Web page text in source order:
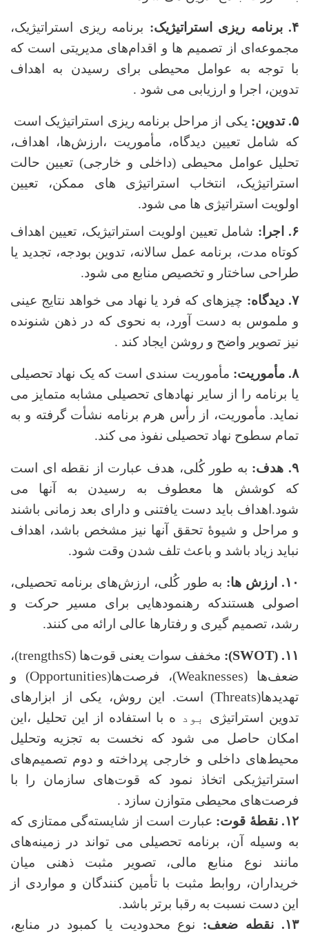
۴. برنامه ریزی استراتیژیک:
برنامه ریزی استراتیژیک،
مجموعه‌ای از تصمیم ها و اقدام‌های مدیریتی است که
با توجه به عوامل محیطی برای رسیدن به اهداف
تدوین، اجرا و ارزیابی می شود .
۵. تدوین:
یکی از مراحل برنامه ریزی استراتیژیک است
که شامل تعیین دیدگاه، مأموریت ،ارزش‌ها، اهداف،
تحلیل عوامل محیطی (داخلی و خارجی) تعیین حالت
استراتیژیک، انتخاب استراتیژی های ممکن، تعیین
اولویت استراتیژی ها می شود.
۶. اجرا:
شامل تعیین اولویت استراتیژیک، تعیین اهداف
کوتاه مدت، برنامه عمل سالانه، تدوین بودجه، تجدید یا
طراحی ساختار و تخصیص منابع می شود.
۷. دیدگاه:
چیزهای که فرد یا نهاد می خواهد نتایج عینی
و ملموس به دست آورد، به نحوی که در ذهن شنونده
نیز تصویر واضح و روشن ایجاد کند .
۸. مأموریت:
مأموریت سندی است که یک نهاد تحصیلی
یا برنامه را از سایر نهادهای تحصیلی مشابه متمایز می
نماید. مأموریت، از رأس هرم برنامه نشأت گرفته و به
تمام سطوح نهاد تحصیلی نفوذ می کند.
۹. هدف:
به طور کُلی، هدف عبارت از نقطه ای است
که کوشش ها معطوف به رسیدن به آنها می
شود.اهداف باید دست یافتنی و دارای بعد زمانی باشند
و مراحل و شیوۀ تحقق آنها نیز مشخص باشد، اهداف
نباید زیاد باشد و باعث تلف شدن وقت شود.
۱۰. ارزش ها:
به طور کُلی، ارزش‌های برنامه تحصیلی،
اصولی هستندکه رهنمودهایی برای مسیر حرکت و
رشد، تصمیم گیری و رفتارها عالی ارائه می کنند.
۱۱. ( SWOT
): مخفف سوات یعنی قوت‌ها (S
trengths)،
ضعف‌ها (Weaknesses)، فرصت‌ها(Opportunities) و
تهدیدها(Threats) است. این روش، یکی از ابزارهای
تدوین استراتیژی
بود ه با استفاده از این تحلیل ،این
امکان حاصل می شود که نخست به تجزیه وتحلیل
محیط‌های داخلی و خارجی پرداخته و دوم تصمیم‌های
استراتیژیکی اتخاذ نمود که قوت‌های سازمان را با
فرصت‌های محیطی متوازن سازد .
۱۲. نقطۀ قوت
: عبارت است از شایسته‌گی ممتازی که
به وسیله آن، برنامه تحصیلی می تواند در زمینه‌های
مانند نوع منابع مالی، تصویر مثبت ذهنی میان
خریداران، روابط مثبت با تأمین کنندگان و مواردی از
این دست نسبت به رقبا برتر باشد.
۱۳. نقطه ضعف
: نوع محدودیت یا کمبود در منابع،